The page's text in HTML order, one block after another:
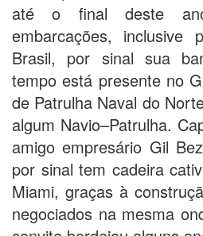
até o final deste
embarcações,
Brasil, por sinal sua
tempo está presente no
de Patrulha Naval do
algum Navio–Patrulha.
amigo empresário Gil
por sinal tem cadeira
Miami, graças à
negociados na mesma